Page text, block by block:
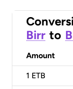
Birr to
Amount
1 ETB